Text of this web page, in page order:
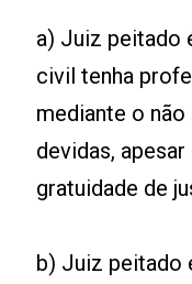
a) Juiz peitado
civil tenha
mediante o
devidas,
gratuidade de
b) Juiz peitado